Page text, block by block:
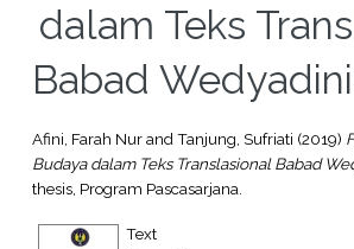
dalam Teks
Babad
Afini, Farah NurandTanjung, Sufriati (2019)
Budaya dalam Teks Translasional Babad
thesis, Program Pascasarjana.
Text